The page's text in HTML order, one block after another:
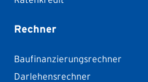
Rechner
Baufinanzierungsrechner
Darlehensrechner